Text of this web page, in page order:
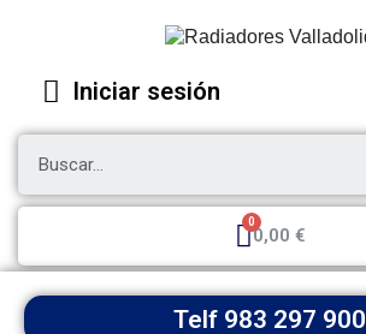
Iniciar sesión
0,00 €
Telf 983 297 900